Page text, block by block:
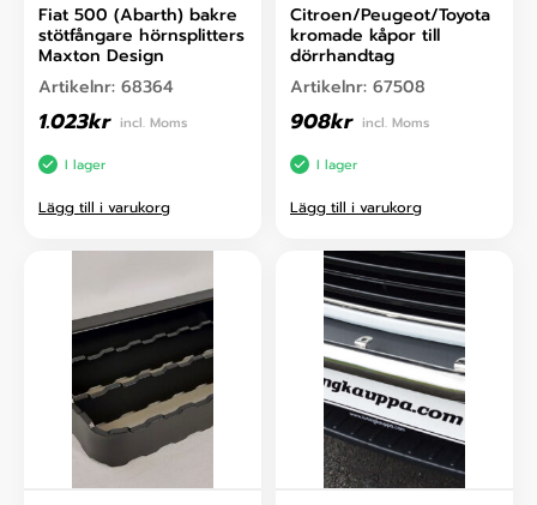
Fiat 500 (Abarth) bakre
stötfångare hörnsplitters
Maxton Design
Artikelnr: 68364
1.023kr incl. Moms
I lager
Lägg till i varukorg
Citroen/Peugeot/Toyota
kromade kåpor till
dörrhandtag
Artikelnr: 67508
908kr incl. Moms
I lager
Lägg till i varukorg